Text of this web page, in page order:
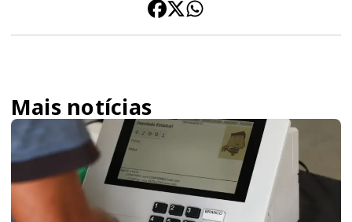
Mais notícias